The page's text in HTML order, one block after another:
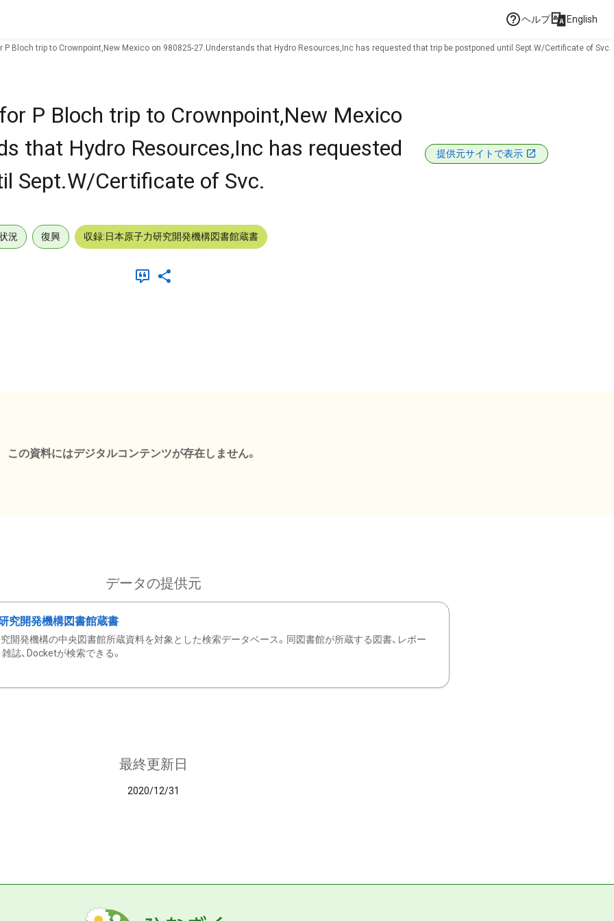
ヘルプ English
Bloch trip to Crownpoint,New Mexico on 980825-27.Understands that Hydro Resources,Inc has requested that trip be postponed until Sept.W/Certificate of Svc.
P Bloch trip to Crownpoint,New Mexico
that Hydro Resources,Inc has requested
Sept.W/Certificate of Svc.
提供元サイトで表示
況 復興 収録:日本原子力研究開発機構図書館蔵書
この資料にはデジタルコンテンツが存在しません。
データの提供元
究開発機構図書館蔵書
開発機構の中央図書館所蔵資料を対象とした検索データベース。同図書館が所蔵する図書、レポー
雑誌、Docketが検索できる。
最終更新日
2020/12/31